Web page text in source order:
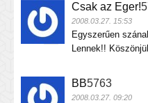
Csak az Eger!
2008.03.27. 15:53
Egyszerűen
Lennek!!
BB5763
2008.03.27. 09:20